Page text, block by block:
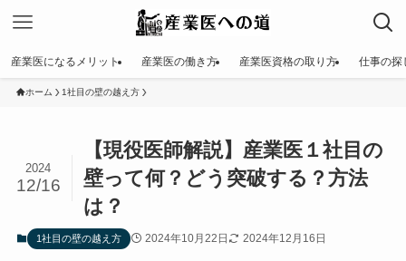
産業医になるメリット 産業医の働き方 産業医資格の取り方 仕事の探
ホーム 1社目の壁の越え方
【現役医師解説】産業医１社目の
壁って何？どう突破する？方法
は？
2024
12/16
1社目の壁の越え方 2024年10月22日 2024年12月16日